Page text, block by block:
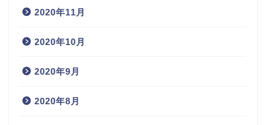
2020年11月
2020年10月
2020年9月
2020年8月